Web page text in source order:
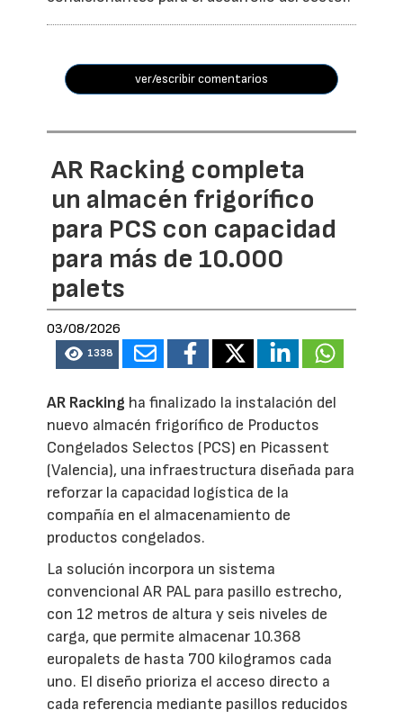
ver/escribir comentarios
AR Racking completa
un almacén frigorífico
para PCS con capacidad
para más de 10.000
palets
03/08/2026
1338
AR Racking ha finalizado la instalación del
nuevo almacén frigorífico de Productos
Congelados Selectos (PCS) en Picassent
(Valencia), una infraestructura diseñada para
reforzar la capacidad logística de la
compañía en el almacenamiento de
productos congelados.
La solución incorpora un sistema
convencional AR PAL para pasillo estrecho,
con 12 metros de altura y seis niveles de
carga, que permite almacenar 10.368
europalets de hasta 700 kilogramos cada
uno. El diseño prioriza el acceso directo a
cada referencia mediante pasillos reducidos